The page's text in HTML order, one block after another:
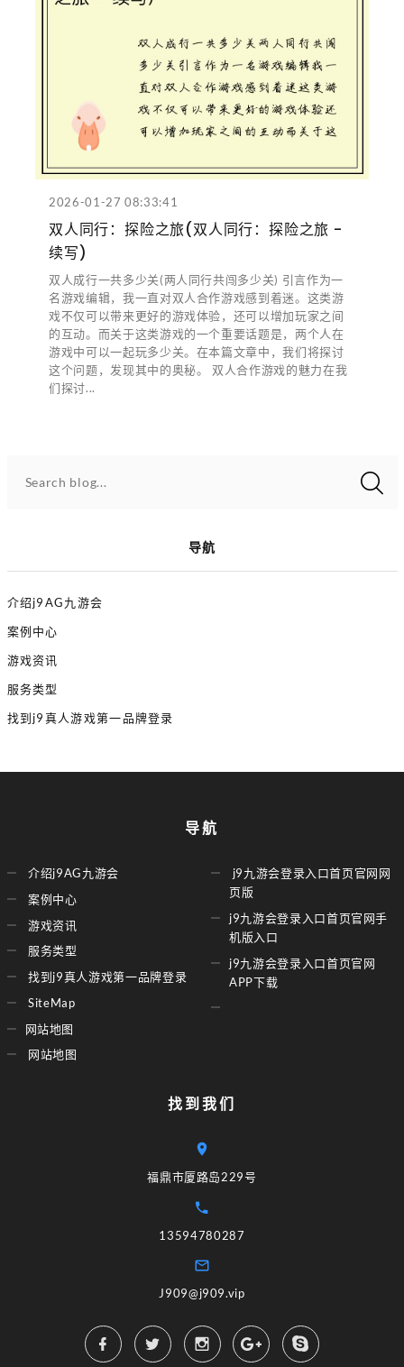
2026-01-27 08:33:41
双人同行：探险之旅(双人同行：探险之旅 -
续写)
双人成行一共多少关(两人同行共闯多少关) 引言作为一
名游戏编辑，我一直对双人合作游戏感到着迷。这类游
戏不仅可以带来更好的游戏体验，还可以增加玩家之间
的互动。而关于这类游戏的一个重要话题是，两个人在
游戏中可以一起玩多少关。在本篇文章中，我们将探讨
这个问题，发现其中的奥秘。 双人合作游戏的魅力在我
们探讨...
Search blog...
导航
介绍j9AG九游会
案例中心
游戏资讯
服务类型
找到j9真人游戏第一品牌登录
导航
介绍j9AG九游会
案例中心
游戏资讯
服务类型
找到j9真人游戏第一品牌登录
SiteMap
网站地图
网站地图
j9九游会登录入口首页官网网
页版
j9九游会登录入口首页官网手
机版入口
j9九游会登录入口首页官网
APP下载
找到我们
福鼎市厦路岛229号
13594780287
J909@j909.vip